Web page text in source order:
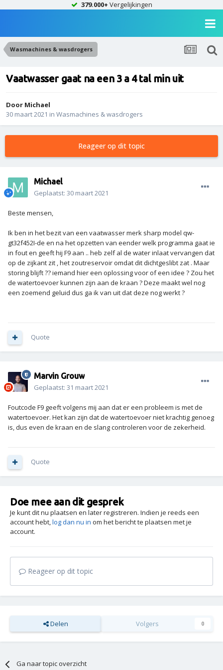
379.000+ Vergelijkingen
Wasmachines & wasdrogers
Vaatwasser gaat na een 3 a 4 tal min uit
Door Michael
30 maart 2021 in Wasmachines & wasdrogers
Reageer op dit topic
Michael
Geplaatst: 30 maart 2021
Beste mensen,
Ik ben in het bezit van een vaatwasser merk sharp model qw-
gt32f452I-de en na het opzetten van eender welk programma gaat ie
in fout en geeft hij F9 aan .. heb zelf al de water inlaat vervangen dat
op de zijkant zit , het zoutreservoir omdat dit dichtgeslibt zat . Maar
storing blijft ?? iemand hier een oplossing voor of een idee ? Zou het
de watertoevoer kunnen zijn aan de kraan ? Deze maakt wel nog
een zoemend geluid dus ga ik van uit dat deze nog werkt ?
Quote
Marvin Grouw
Geplaatst: 31 maart 2021
Foutcode F9 geeft volgens mij aan dat er een probleem is met de
watertoevoer. Het kan zijn dat de watertoevoer niet krachtig genoeg
is, dus even de kraan en de slang controleren voor de zekerheid.
Quote
Doe mee aan dit gesprek
Je kunt dit nu plaatsen en later registreren. Indien je reeds een
account hebt,log dan nu in om het bericht te plaatsen met je
account.
Reageer op dit topic
Delen Volgers 0
Ga naar topic overzicht